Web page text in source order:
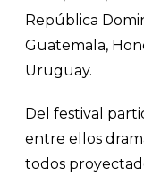
República
Guatemala,
Uruguay.
Del festival
entre ellos
todos